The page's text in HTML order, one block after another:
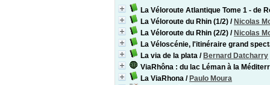
La Véloroute Atlantique Tome 1 - de
La Véloroute du Rhin (1/2) / Nicolas
La Véloroute du Rhin (2/2) / Nicolas
La Véloscénie, l'itinéraire grand
La via de la plata / Bernard Datcharry
ViaRhôna : du lac Léman à la
La ViaRhona / Paulo Moura